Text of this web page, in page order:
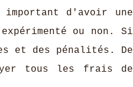
d'avoir une
ou non. Si
et des pénalités. De
tous les frais de